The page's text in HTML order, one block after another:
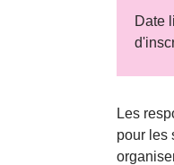
Date
Les
pour les